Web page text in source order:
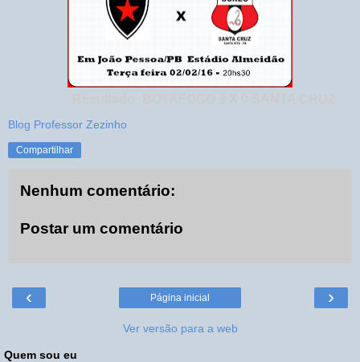
Blog Professor Zezinho
Compartilhar
Nenhum comentário:
Postar um comentário
‹ ›
Página inicial
Ver versão para a web
Quem sou eu